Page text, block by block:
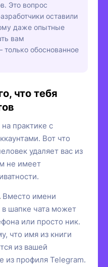
Это вопрос
оставили
даже опытные
вам
только обоснованное
что тебя
практике с
Вот что
удаляет вас из
не имеет
Вместо имени
шапке чата может
или просто ник.
что имя из книги
из вашей
из профиля Telegram.